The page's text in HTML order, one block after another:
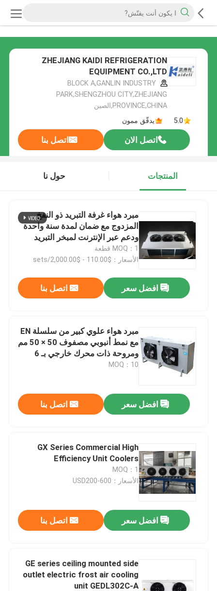
ZHEJIANG KAIDI REFRIGERATION
EQUIPMENT CO.,LTD
BLOCK A,GANLIN INDUSTRY
PARK,SHENGZHOU CITY,ZHEJIANG
PROVINCE,CHINA,الصين
5.0
يدقّق ممون
اتصل الان اتصل بنا
المنتجات حول نا
مبرد هواء غرفة التبريد ذو النفخ
المزدوج مع ضمان لمدة سنة واحدة
ودعم عبر الإنترنت لمبخر التبريد
MOQ：1 قطعة
الأسعار：$110.00 - $2,000.00/sets
افضل سعر اتصل بنا
مبرد هواء علوي كبير من سلسلة EN
مع نمط أنبوبي مصفوف 50 × 50 مم
ومروحة ذات محرك خارجي بـ 6
أقطاب وزعانف ألمنيوم وأنابيب
MOQ：10
افضل سعر اتصل بنا
GX Series Commercial High
Efficiency Unit Coolers
MOQ：1
الأسعار：USD200-600
افضل سعر اتصل بنا
GE series ceiling mounted side
outlet electric frost air cooling
unit GEDL302C-A